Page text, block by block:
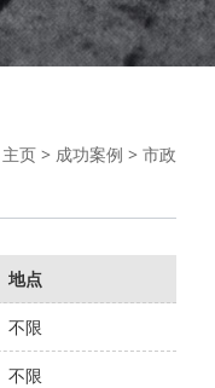
主页 > 成功案例 > 市政
地点
不限
不限